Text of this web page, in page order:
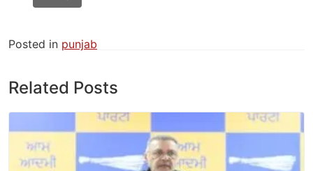
Posted in punjab
Related Posts